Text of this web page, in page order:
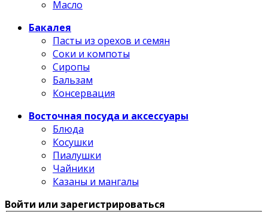
Масло
Бакалея
Пасты из орехов и семян
Соки и компоты
Сиропы
Бальзам
Консервация
Восточная посуда и аксессуары
Блюда
Косушки
Пиалушки
Чайники
Казаны и мангалы
Войти или зарегистрироваться